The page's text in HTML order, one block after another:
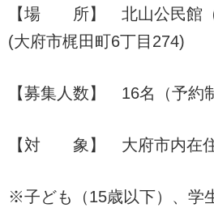
【場 所】 北山公民館（
(大府市梶田町6丁目274)
【募集人数】 16名（予約
【対 象】 大府市内在住
※子ども（15歳以下）、学